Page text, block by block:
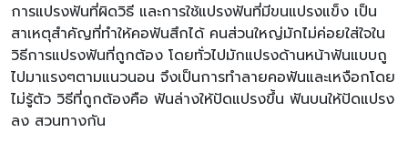
การแปรงฟันที่ผิดวิธี และการใช้แปรงฟันที่มีขนแปรงแข็ง เป็น
สาเหตุสำคัญที่ทำให้คอฟันสึกได้ คนส่วนใหญ่มักไม่ค่อยใส่ใจใน
วิธีการแปรงฟันที่ถูกต้อง โดยทั่วไปมักแปรงด้านหน้าฟันแบบถู
ไปมาแรงๆตามแนวนอน จึงเป็นการทำลายคอฟันและเหงือกโดย
ไม่รู้ตัว วิธีที่ถูกต้องคือ ฟันล่างให้ปัดแปรงขึ้น ฟันบนให้ปัดแปรง
ลง สวนทางกัน